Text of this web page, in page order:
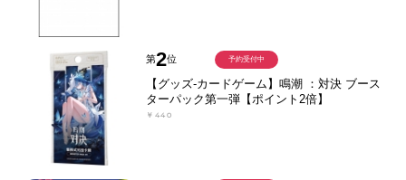
第2位
【グッズ-カードゲーム】鳴潮 ：対決 ブース
ターパック第一弾【ポイント2倍】
￥440
予約受付中